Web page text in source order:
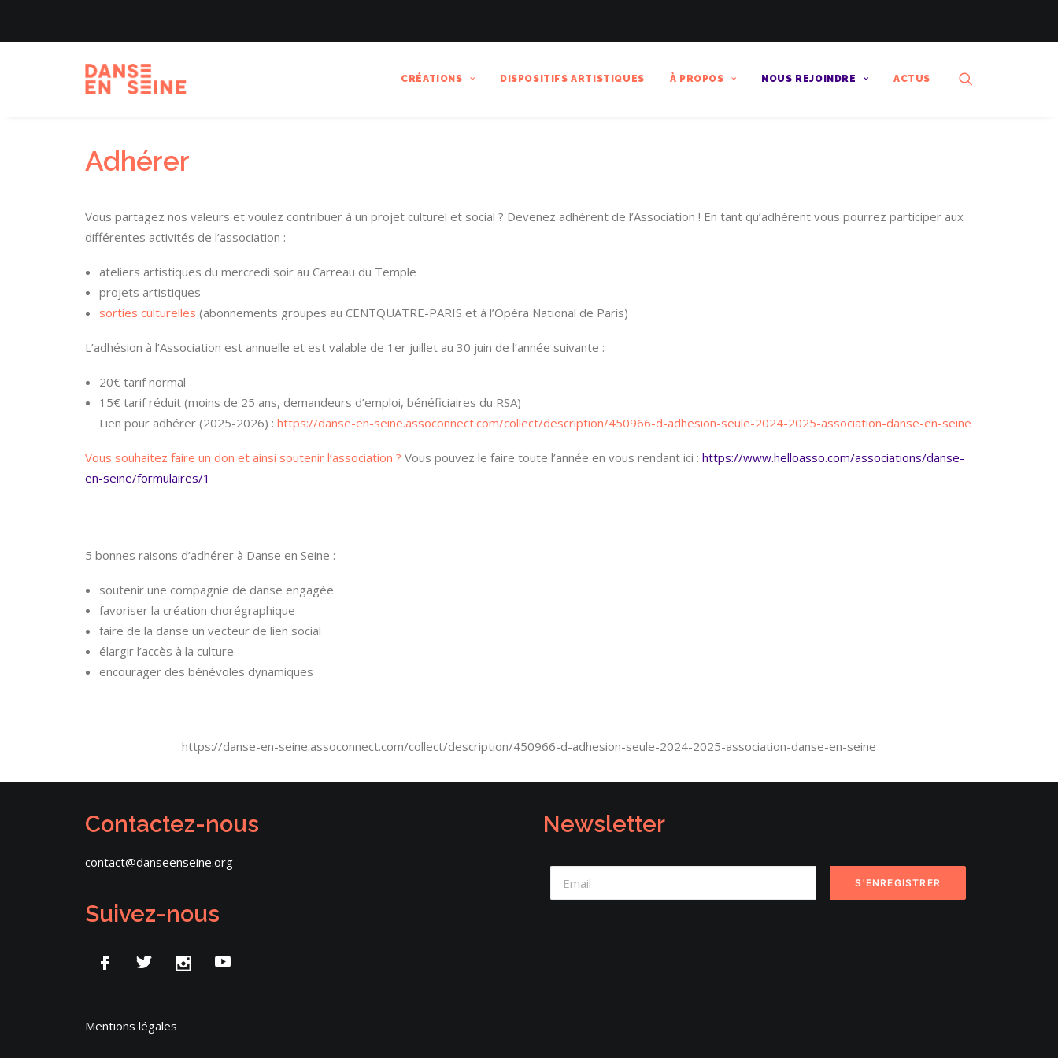
CRÉATIONS DISPOSITIFS ARTISTIQUES À PROPOS NOUS REJOINDRE ACTUS
Adhérer
Vous partagez nos valeurs et voulez contribuer à un projet culturel et social ? Devenez adhérent de l’Association ! En tant qu’adhérent vous pourrez participer aux
différentes activités de l’association :
ateliers artistiques du mercredi soir au Carreau du Temple
projets artistiques
sorties culturelles (abonnements groupes au CENTQUATRE-PARIS et à l’Opéra National de Paris)
L’adhésion à l’Association est annuelle et est valable de 1er juillet au 30 juin de l’année suivante :
20€ tarif normal
15€ tarif réduit (moins de 25 ans, demandeurs d’emploi, bénéficiaires du RSA)
Lien pour adhérer (2025-2026) : https://danse-en-seine.assoconnect.com/collect/description/450966-d-adhesion-seule-2024-2025-association-danse-en-seine
Vous souhaitez faire un don et ainsi soutenir l’association ? Vous pouvez le faire toute l’année en vous rendant ici : https://www.helloasso.com/associations/danse-
en-seine/formulaires/1
5 bonnes raisons d’adhérer à Danse en Seine :
soutenir une compagnie de danse engagée
favoriser la création chorégraphique
faire de la danse un vecteur de lien social
élargir l’accès à la culture
encourager des bénévoles dynamiques
https://danse-en-seine.assoconnect.com/collect/description/450966-d-adhesion-seule-2024-2025-association-danse-en-seine
Contactez-nous
contact@danseenseine.org
Suivez-nous
Mentions légales
Newsletter